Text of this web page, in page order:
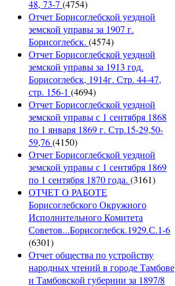
48, 73-7 (4754)
Отчет Борисоглебской уездной
земской управы за 1907 г.
Борисоглебск. (4574)
Отчет Борисоглебской уездной
земской управы за 1913 год.
Борисоглебск, 1914г. Стр. 44-47,
стр. 156-1 (4694)
Отчет Борисоглебской уездной
земской управы с 1 сентября 1868
по 1 января 1869 г. Стр.15-29,50-
59,76(4150)
Отчет Борисоглебской уездной
земской управы с 1 сентября 1869
по 1 сентября 1870 года. (3161)
ОТЧЕТ О РАБОТЕ
Борисоглебского Окружного
Исполнительного Комитета
Советов...Борисоглебск.1929.С.1-6
(6301)
Отчет общества по устройству
народных чтений в городе Тамбове
и Тамбовской губернии за 1897/8